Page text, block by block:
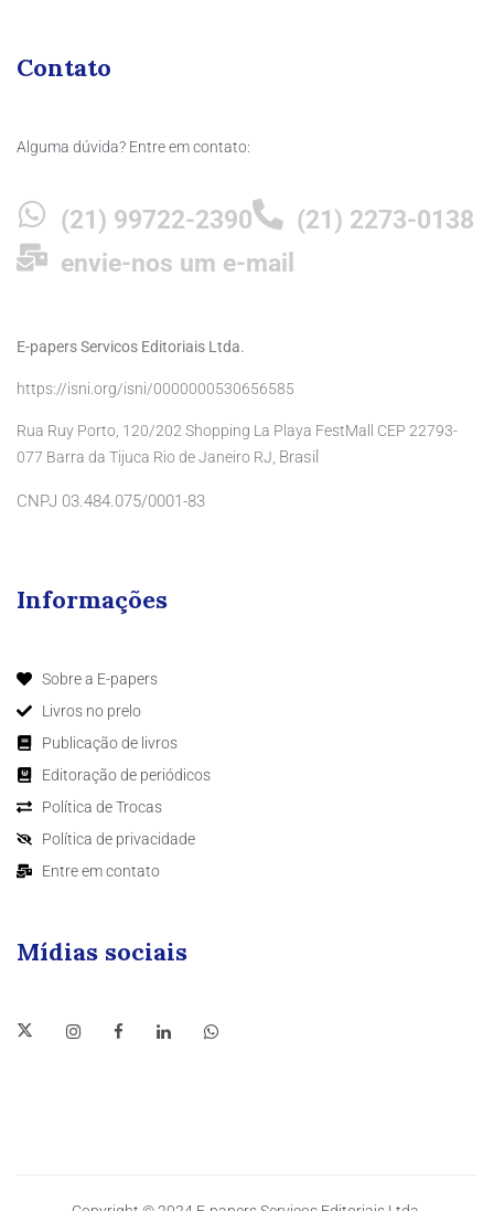
Contato
Alguma dúvida? Entre em contato:
(21) 99722-2390
(21) 2273-0138
envie-nos um e-mail
E-papers Servicos Editoriais Ltda.
https://isni.org/isni/0000000530656585
Rua Ruy Porto, 120/202 Shopping La Playa FestMall CEP 22793-
077 Barra da Tijuca Rio de Janeiro RJ, Brasil
CNPJ 03.484.075/0001-83
Informações
Sobre a E-papers
Livros no prelo
Publicação de livros
Editoração de periódicos
Política de Trocas
Política de privacidade
Entre em contato
Mídias sociais